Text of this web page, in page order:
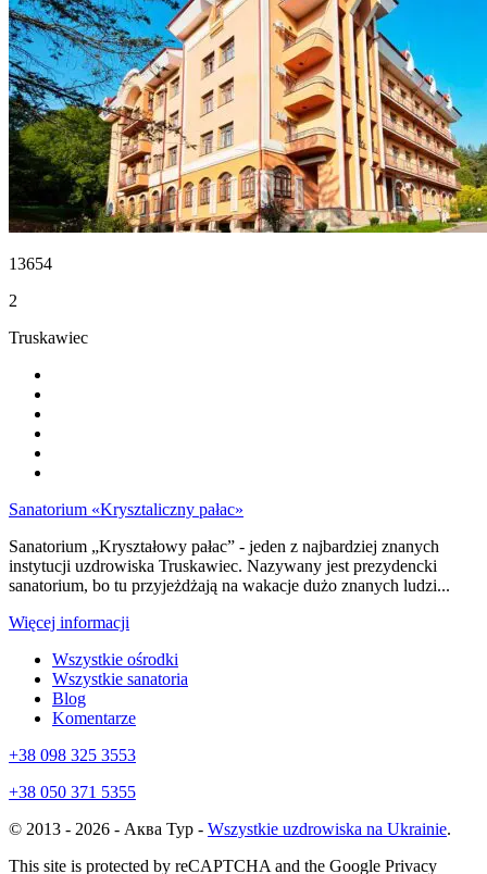
13654
2
Truskawiec
Sanatorium «Krysztaliczny pałac»
Sanatorium „Kryształowy pałac” - jeden z najbardziej znanych
instytucji uzdrowiska Truskawiec. Nazywany jest prezydencki
sanatorium, bo tu przyjeżdżają na wakacje dużo znanych ludzi...
Więcej informacji
Wszystkie ośrodki
Wszystkie sanatoria
Blog
Komentarze
+38 098 325 3553
+38 050 371 5355
© 2013 - 2026 - Аква Тур - Wszystkie uzdrowiska na Ukrainie.
This site is protected by reCAPTCHA and the Google Privacy